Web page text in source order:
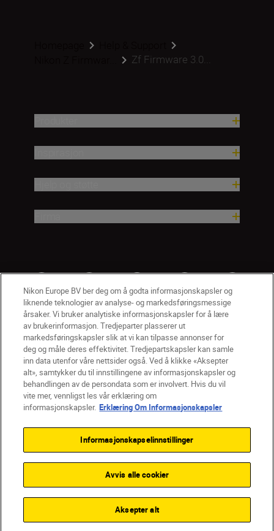
Zf Firmware 3.0...
NO Nikon Sites
Kontakt oss Personvernerklæring
Vilkår og betingelser for Nikon Store
Erklæring Om Informasjonskapsler
Tilgjengelighet
Innstillinger for informasjonskapsler
Nikon Europe BV ber deg om å godta informasjonskapsler og
liknende teknologier av analyse- og markedsføringsmessige
årsaker. Vi bruker analytiske informasjonskapsler for å lære
av brukerinformasjon. Tredjeparter plasserer ut
markedsføringskapsler slik at vi kan tilpasse annonser for
deg og måle deres effektivitet. Tredjepartskapsler kan samle
inn data utenfor våre nettsider også. Ved å klikke «Aksepter
alt», samtykker du til innstillingene av informasjonskapsler og
behandlingen av de persondata som er involvert. Hvis du vil
vite mer, vennligst les vår erklæring om
informasjonskapsler. Erklæring Om Informasjonskapsler
Informasjonskapselinnstillinger
Avvis alle cookier
Aksepter alt